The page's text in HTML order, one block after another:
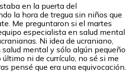
en la puerta del
la hora de tregua sin niños que
Me preguntaron si el martes
especialista en salud mental
Ni idea de ucraniano,
mental y sólo algún pequeño
ni de currículo, no sé si me
pensé que era una equivocación.